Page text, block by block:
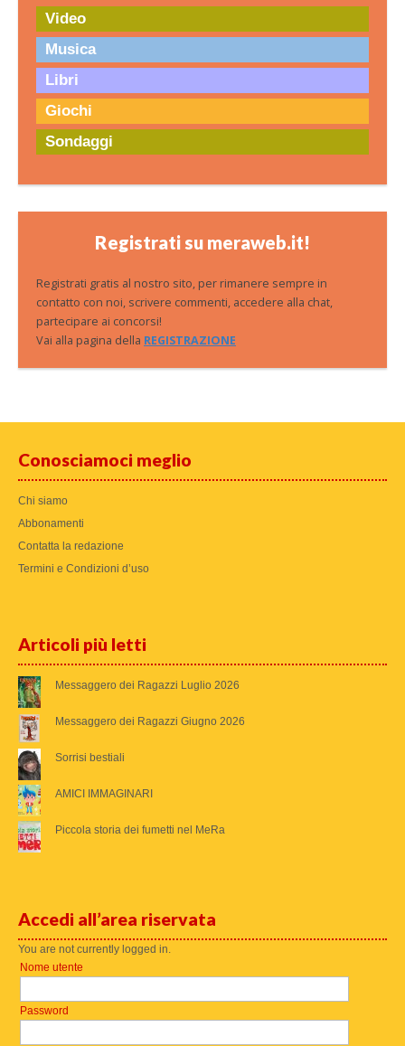
Video
Musica
Libri
Giochi
Sondaggi
Registrati su meraweb.it!
Registrati gratis al nostro sito, per rimanere sempre in
contatto con noi, scrivere commenti, accedere alla chat,
partecipare ai concorsi!
Vai alla pagina della REGISTRAZIONE
Conosciamoci meglio
Chi siamo
Abbonamenti
Contatta la redazione
Termini e Condizioni d’uso
Articoli più letti
Messaggero dei Ragazzi Luglio 2026
Messaggero dei Ragazzi Giugno 2026
Sorrisi bestiali
AMICI IMMAGINARI
Piccola storia dei fumetti nel MeRa
Accedi all’area riservata
You are not currently logged in.
Nome utente
Password